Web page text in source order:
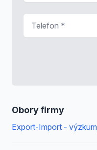
Obory firmy
Export-Import -